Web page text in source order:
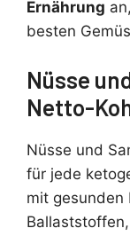
Ernährung
besten
Nüsse
Netto-
Nüsse und
für jede
mit gesunden